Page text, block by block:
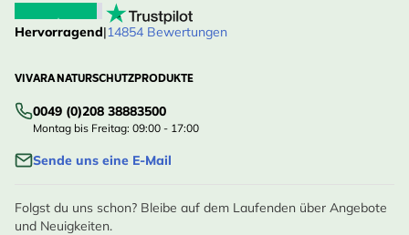
Hervorragend|14854 Bewertungen
VIVARA NATURSCHUTZPRODUKTE
0049 (0)208 38883500
Montag bis Freitag: 09:00 - 17:00
Sende uns eine E-Mail
Folgst du uns schon? Bleibe auf dem Laufenden über Angebote
und Neuigkeiten.